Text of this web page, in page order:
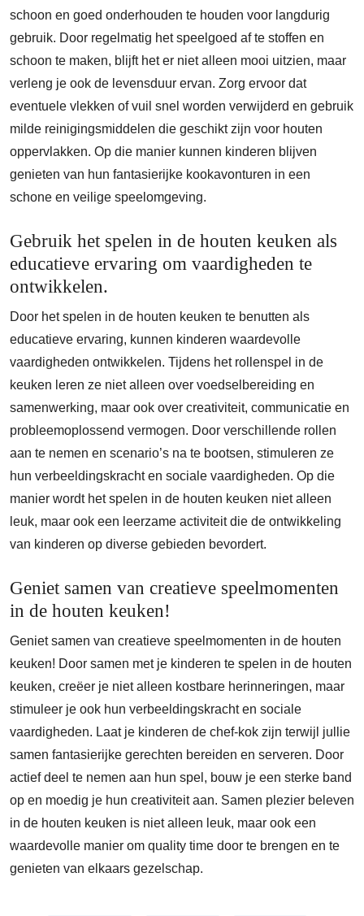
schoon en goed onderhouden te houden voor langdurig
gebruik. Door regelmatig het speelgoed af te stoffen en
schoon te maken, blijft het er niet alleen mooi uitzien, maar
verleng je ook de levensduur ervan. Zorg ervoor dat
eventuele vlekken of vuil snel worden verwijderd en gebruik
milde reinigingsmiddelen die geschikt zijn voor houten
oppervlakken. Op die manier kunnen kinderen blijven
genieten van hun fantasierijke kookavonturen in een
schone en veilige speelomgeving.
Gebruik het spelen in de houten keuken als
educatieve ervaring om vaardigheden te
ontwikkelen.
Door het spelen in de houten keuken te benutten als
educatieve ervaring, kunnen kinderen waardevolle
vaardigheden ontwikkelen. Tijdens het rollenspel in de
keuken leren ze niet alleen over voedselbereiding en
samenwerking, maar ook over creativiteit, communicatie en
probleemoplossend vermogen. Door verschillende rollen
aan te nemen en scenario’s na te bootsen, stimuleren ze
hun verbeeldingskracht en sociale vaardigheden. Op die
manier wordt het spelen in de houten keuken niet alleen
leuk, maar ook een leerzame activiteit die de ontwikkeling
van kinderen op diverse gebieden bevordert.
Geniet samen van creatieve speelmomenten
in de houten keuken!
Geniet samen van creatieve speelmomenten in de houten
keuken! Door samen met je kinderen te spelen in de houten
keuken, creëer je niet alleen kostbare herinneringen, maar
stimuleer je ook hun verbeeldingskracht en sociale
vaardigheden. Laat je kinderen de chef-kok zijn terwijl jullie
samen fantasierijke gerechten bereiden en serveren. Door
actief deel te nemen aan hun spel, bouw je een sterke band
op en moedig je hun creativiteit aan. Samen plezier beleven
in de houten keuken is niet alleen leuk, maar ook een
waardevolle manier om quality time door te brengen en te
genieten van elkaars gezelschap.